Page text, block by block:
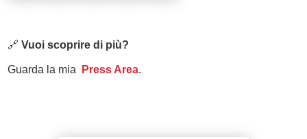
🔗 Vuoi scoprire di più?
Guarda la mia Press Area.